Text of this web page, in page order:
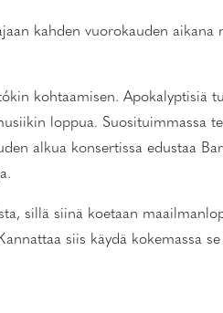
kahden vuorokauden
kohtaamisen. Apokalyptisiä
loppua. Suosituimmassa
alkua konsertissa edustaa
sillä siinä koetaan
siis käydä kokemassa